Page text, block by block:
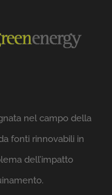
nel campo della
fonti rinnovabili in
dell’impatto